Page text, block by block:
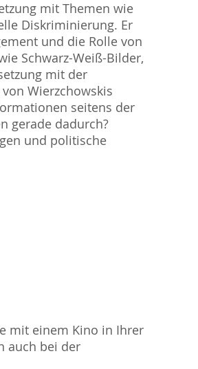
mit Themen wie
Diskriminierung. Er
und die Rolle von
Schwarz-Weiß-Bilder,
mit der
Wierzchowskis
seitens der
gerade dadurch?
und politische
mit einem Kino in Ihrer
auch bei der